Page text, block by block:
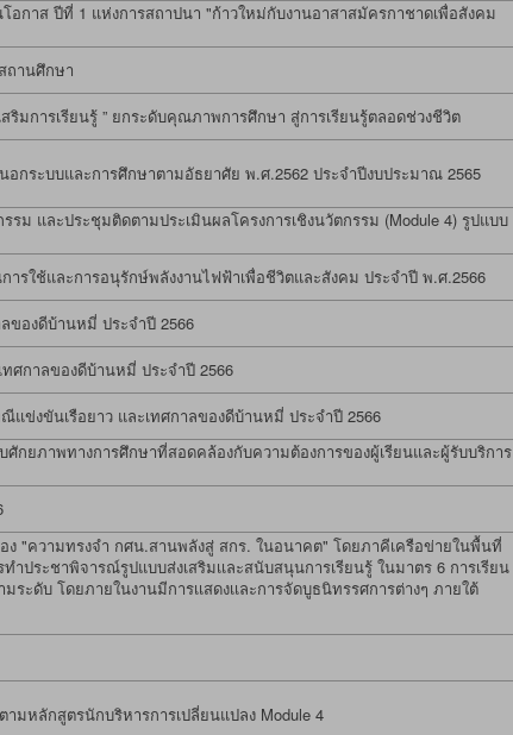
กาส ปีที่ 1 แห่งการสถาปนา "ก้าวใหม่กับงานอาสาสมัครกาชาดเพื่อสังคม
ถานศึกษา
สริมการเรียนรู้ ” ยกระดับคุณภาพการศึกษา สู่การเรียนรู้ตลอดช่วงชีวิต
ระบบและการศึกษาตามอัธยาศัย พ.ศ.2562 ประจำปีงบประมาณ 2565
ม และประชุมติดตามประเมินผลโครงการเชิงนวัตกรรม (Module 4) รูปแบบ
รใช้และการอนุรักษ์พลังงานไฟฟ้าเพื่อชีวิตและสังคม ประจำปี พ.ศ.2566
ของดีบ้านหมี่ ประจำปี 2566
ศกาลของดีบ้านหมี่ ประจำปี 2566
แข่งขันเรือยาว และเทศกาลของดีบ้านหมี่ ประจำปี 2566
ศักยภาพทางการศึกษาที่สอดคล้องกับความต้องการของผู้เรียนและผู้รับบริการ
ง "ความทรงจำ กศน.สานพลังสู่ สกร. ในอนาคต" โดยภาคีเครือข่ายในพื้นที่
ประชาพิจารณ์รูปแบบส่งเสริมเเละสนับสนุนการเรียนรู้ ในมาตร 6 การเรียน
ะดับ โดยภายในงานมีการเเสดงเเละการจัดบูธนิทรรศการต่างๆ ภายใต้
มหลักสูตรนักบริหารการเปลี่ยนแปลง Module 4